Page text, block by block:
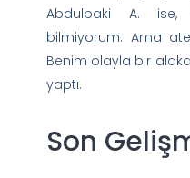
Abdulbaki A. ise,
bilmiyorum. Ama
Benim olayla bir
yaptı.
Son